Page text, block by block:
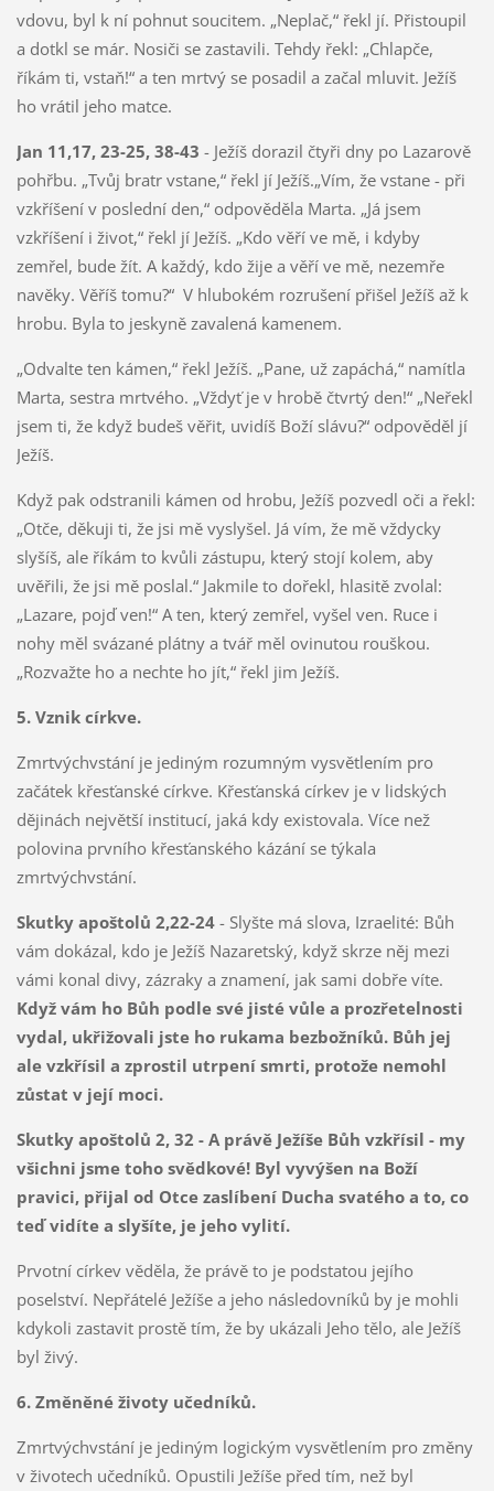
vdovu, byl k ní pohnut soucitem. „Neplač,“ řekl jí. Přistoupil
a dotkl se már. Nosiči se zastavili. Tehdy řekl: „Chlapče,
říkám ti, vstaň!“ a ten mrtvý se posadil a začal mluvit. Ježíš
ho vrátil jeho matce.
Jan 11,17, 23-25, 38-43 - Ježíš dorazil čtyři dny po Lazarově
pohřbu. „Tvůj bratr vstane,“ řekl jí Ježíš.„Vím, že vstane - při
vzkříšení v poslední den,“ odpověděla Marta. „Já jsem
vzkříšení i život,“ řekl jí Ježíš. „Kdo věří ve mě, i kdyby
zemřel, bude žít. A každý, kdo žije a věří ve mě, nezemře
navěky. Věříš tomu?“ V hlubokém rozrušení přišel Ježíš až k
hrobu. Byla to jeskyně zavalená kamenem.
„Odvalte ten kámen,“ řekl Ježíš. „Pane, už zapáchá,“ namítla
Marta, sestra mrtvého. „Vždyť je v hrobě čtvrtý den!“ „Neřekl
jsem ti, že když budeš věřit, uvidíš Boží slávu?“ odpověděl jí
Ježíš.
Když pak odstranili kámen od hrobu, Ježíš pozvedl oči a řekl:
„Otče, děkuji ti, že jsi mě vyslyšel. Já vím, že mě vždycky
slyšíš, ale říkám to kvůli zástupu, který stojí kolem, aby
uvěřili, že jsi mě poslal.“ Jakmile to dořekl, hlasitě zvolal:
„Lazare, pojď ven!“ A ten, který zemřel, vyšel ven. Ruce i
nohy měl svázané plátny a tvář měl ovinutou rouškou.
„Rozvažte ho a nechte ho jít,“ řekl jim Ježíš.
5. Vznik církve.
Zmrtvýchvstání je jediným rozumným vysvětlením pro
začátek křesťanské církve. Křesťanská církev je v lidských
dějinách největší institucí, jaká kdy existovala. Více než
polovina prvního křesťanského kázání se týkala
zmrtvýchvstání.
Skutky apoštolů 2,22-24- Slyšte má slova, Izraelité: Bůh
vám dokázal, kdo je Ježíš Nazaretský, když skrze něj mezi
vámi konal divy, zázraky a znamení, jak sami dobře víte.
Když vám ho Bůh podle své jisté vůle a prozřetelnosti
vydal, ukřižovali jste ho rukama bezbožníků. Bůh jej
ale vzkřísil a zprostil utrpení smrti, protože nemohl
zůstat v její moci.
Skutky apoštolů 2, 32 - A právě Ježíše Bůh vzkřísil - my
všichni jsme toho svědkové! Byl vyvýšen na Boží
pravici, přijal od Otce zaslíbení Ducha svatého a to, co
teď vidíte a slyšíte, je jeho vylití.
Prvotní církev věděla, že právě to je podstatou jejího
poselství. Nepřátelé Ježíše a jeho následovníků by je mohli
kdykoli zastavit prostě tím, že by ukázali Jeho tělo, ale Ježíš
byl živý.
6. Změněné životy učedníků.
Zmrtvýchvstání je jediným logickým vysvětlením pro změny
v životech učedníků. Opustili Ježíše před tím, než byl